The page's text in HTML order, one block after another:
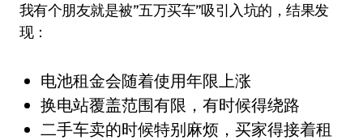
我有个朋友就是被”五万买车”吸引入坑的，结果发
现：
电池租金会随着使用年限上涨
换电站覆盖范围有限，有时候得绕路
二手车卖的时候特别麻烦，买家得接着租